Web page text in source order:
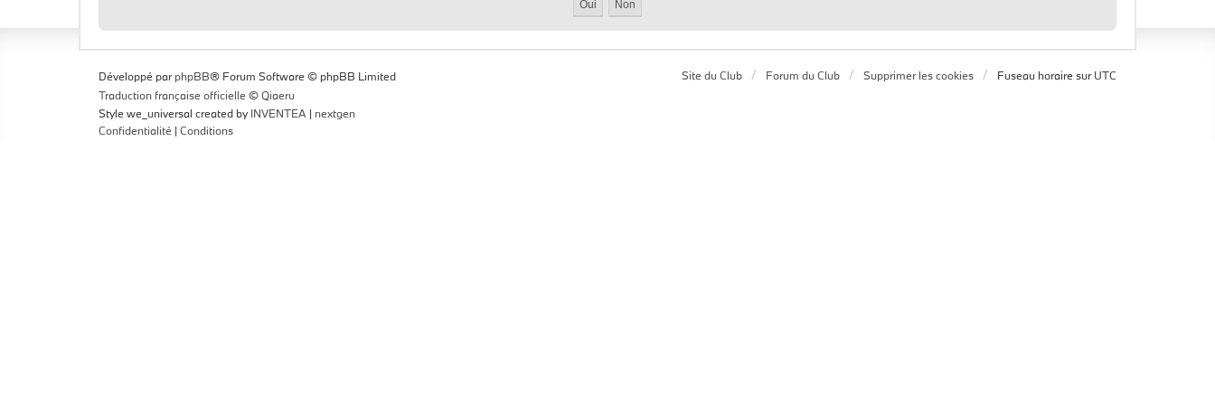
Site du Club Forum du Club Supprimer les cookies Fuseau horaire surUTC
Développé parphpBB® Forum Software © phpBB Limited
Traduction française officielle ©Qiaeru
Style we_universal created byINVENTEA | nextgen
Confidentialité | Conditions